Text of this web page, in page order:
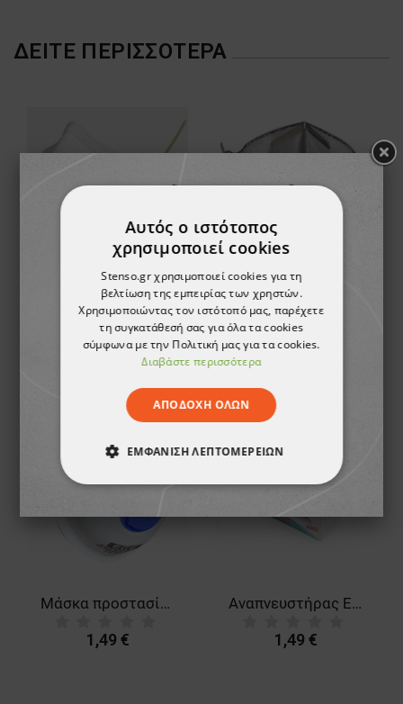
ΔΕΊΤΕ ΠΕΡΙΣΣΌΤΕΡΑ
Προστατευτική μάσκα 3M 9310+ AURA FFP1
1,86 € 1,86 €
Μάσκα προστασίας EGE 2403 V FFP2 NR
1,49 €
Αναπνευστήρας EGE 7О1 FFP3 NR D
1,49 €
Αυτός ο ιστότοπος
χρησιμοποιεί cookies
Stenso.gr χρησιμοποιεί cookies για τη
βελτίωση της εμπειρίας των χρηστών.
Χρησιμοποιώντας τον ιστότοπό μας, παρέχετε
τη συγκατάθεσή σας για όλα τα cookies
σύμφωνα με την Πολιτική μας για τα cookies.
Διαβάστε περισσότερα
ΑΠΟΔΟΧΉ ΌΛΩΝ
ΕΜΦΆΝΙΣΗ ΛΕΠΤΟΜΕΡΕΙΏΝ
ΑΠΟΛΎΤΩΣ ΑΠΑΡΑΊΤΗΤΑ
ΑΠΌΔΟΣΗΣ ΣΤΌΧΕΥΣΗΣ